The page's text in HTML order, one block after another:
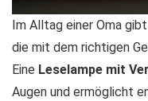
Im Alltag einer Oma
die mit dem richtigen
Eine Leselampe mit
Augen und ermöglicht